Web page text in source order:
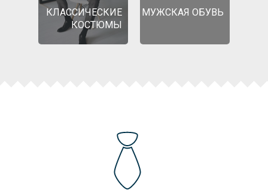
КЛАССИЧЕСКИЕ
КОСТЮМЫ
МУЖСКАЯ ОБУВЬ